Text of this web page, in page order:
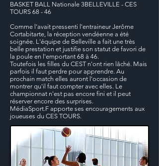
BASKET BALL Nationale 3BELLEVILLE - CES
TOURS 68 - 46
Comme l'avait pressenti l'entraineur Jerôme
Cortabitarte, la réception vendéenne a été
soignée. L'équipe de Belleville a fait une très
belle prestation et justifie son statut de favori de
la poule en l'emportant 68 à 46.
Toutefois les filles du CEST n'ont rien lâché. Mais
parfois il faut perdre pour apprendre. Au
prochain match elles auront l'occasion de
montrer qu'il faut compter avec elles. Le
championnat n'est pas encore fini et il peut
réserver encore des surprises.
MédiaSport.F apporte ses encouragements aux
joueuses du CES TOURS.